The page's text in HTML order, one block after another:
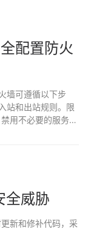
配置防火
墙可遵循以下步
站和出站规则。限
用不必要的服务，
全威胁
新和修补代码，采